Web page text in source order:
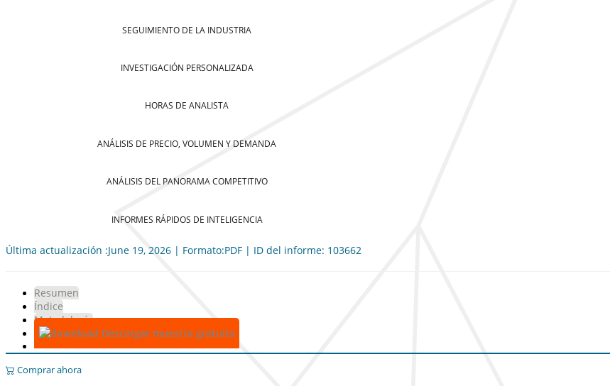
SEGUIMIENTO DE LA INDUSTRIA
INVESTIGACIÓN PERSONALIZADA
HORAS DE ANALISTA
ANÁLISIS DE PRECIO, VOLUMEN Y DEMANDA
ANÁLISIS DEL PANORAMA COMPETITIVO
INFORMES RÁPIDOS DE INTELIGENCIA
Última actualización :June 19, 2026 | Formato:PDF | ID del informe: 103662
Resumen
Índice
Metodología
Descargar muestra gratuita
Comprar ahora